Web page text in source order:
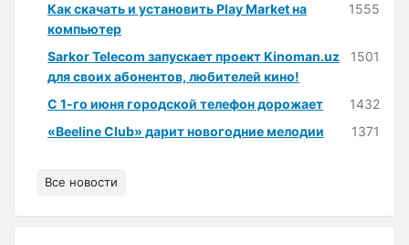
Как скачать и установить Play Market на
компьютер
1555
Sarkor Telecom запускает проект Kinoman.uz
для своих абонентов, любителей кино!
1501
С 1-го июня городской телефон дорожает
1432
«Beeline Club» дарит новогодние мелодии
1371
Все новости